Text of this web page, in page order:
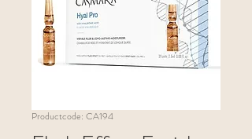
Productcode: CA194